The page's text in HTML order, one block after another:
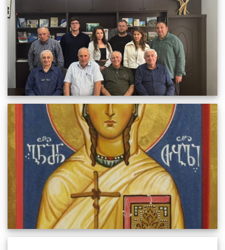
11.07.2025 1483 სრულიად
გილოცავთ ნინოობას
01.06.2025 1530 სრულიად